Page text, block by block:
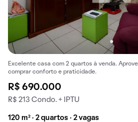
Excelente casa com 2 quartos à venda.
comprar conforto e praticidade.
R$ 690.000
R$ 213 Condo. + IPTU
120 m² · 2 quartos · 2 vagas